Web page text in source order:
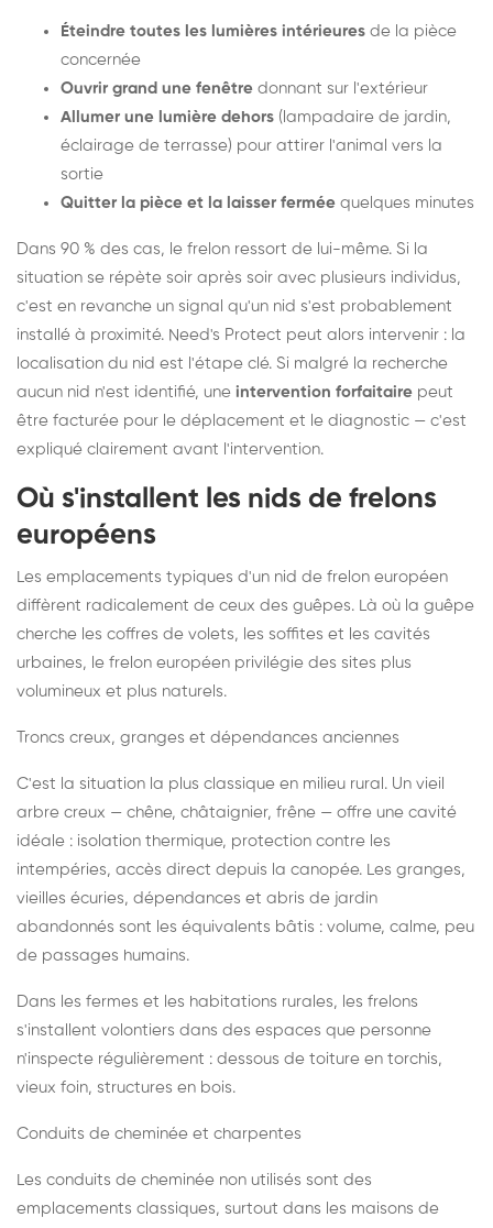
Éteindre toutes les lumières intérieures de la pièce
concernée
Ouvrir grand une fenêtre donnant sur l'extérieur
Allumer une lumière dehors (lampadaire de jardin,
éclairage de terrasse) pour attirer l'animal vers la
sortie
Quitter la pièce et la laisser fermée quelques minutes
Dans 90 % des cas, le frelon ressort de lui-même. Si la
situation se répète soir après soir avec plusieurs individus,
c'est en revanche un signal qu'un nid s'est probablement
installé à proximité. Need's Protect peut alors intervenir : la
localisation du nid est l'étape clé. Si malgré la recherche
aucun nid n'est identifié, une intervention forfaitaire peut
être facturée pour le déplacement et le diagnostic — c'est
expliqué clairement avant l'intervention.
Où s'installent les nids de frelons
européens
Les emplacements typiques d'un nid de frelon européen
diffèrent radicalement de ceux des guêpes. Là où la guêpe
cherche les coffres de volets, les soffites et les cavités
urbaines, le frelon européen privilégie des sites plus
volumineux et plus naturels.
Troncs creux, granges et dépendances anciennes
C'est la situation la plus classique en milieu rural. Un vieil
arbre creux — chêne, châtaignier, frêne — offre une cavité
idéale : isolation thermique, protection contre les
intempéries, accès direct depuis la canopée. Les granges,
vieilles écuries, dépendances et abris de jardin
abandonnés sont les équivalents bâtis : volume, calme, peu
de passages humains.
Dans les fermes et les habitations rurales, les frelons
s'installent volontiers dans des espaces que personne
n'inspecte régulièrement : dessous de toiture en torchis,
vieux foin, structures en bois.
Conduits de cheminée et charpentes
Les conduits de cheminée non utilisés sont des
emplacements classiques, surtout dans les maisons de